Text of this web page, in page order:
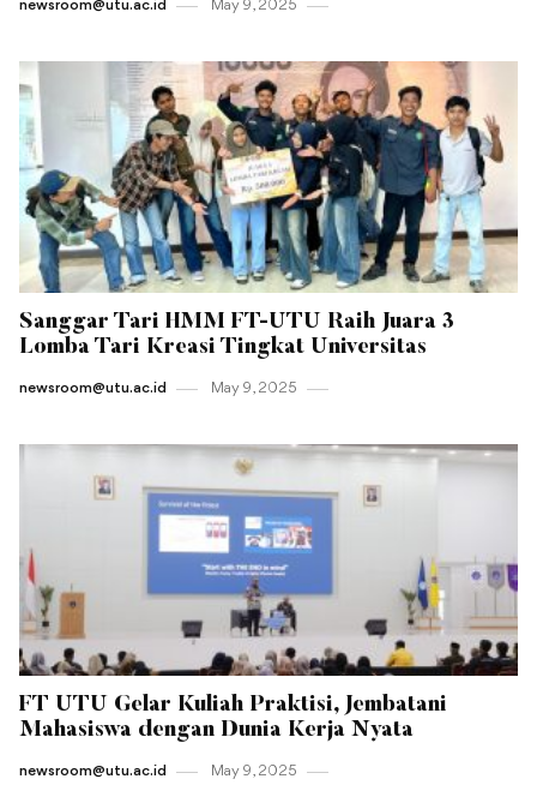
newsroom@utu.ac.id May 9 , 2025
Sanggar Tari HMM FT-UTU Raih Juara 3
Lomba Tari Kreasi Tingkat Universitas
newsroom@utu.ac.id May 9 , 2025
FT UTU Gelar Kuliah Praktisi, Jembatani
Mahasiswa dengan Dunia Kerja Nyata
newsroom@utu.ac.id May 9 , 2025